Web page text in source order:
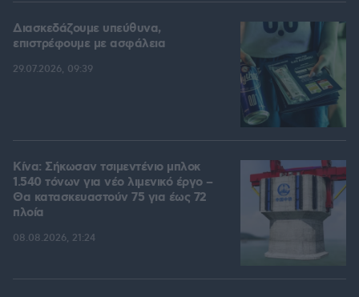
Διασκεδάζουμε υπεύθυνα,
επιστρέφουμε με ασφάλεια
29.07.2026, 09:39
Κίνα: Σήκωσαν τσιμεντένιο μπλοκ
1.540 τόνων για νέο λιμενικό έργο –
Θα κατασκευαστούν 75 για έως 72
πλοία
08.08.2026, 21:24